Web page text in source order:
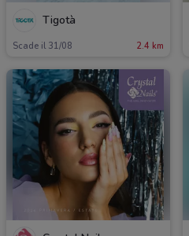
Tigotà
Scade il 31/08 2.4 km